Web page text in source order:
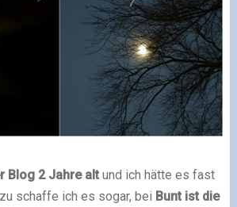
Blog 2 Jahre altund ich hätte es fast
schaffe ich es sogar, bei Bunt ist die